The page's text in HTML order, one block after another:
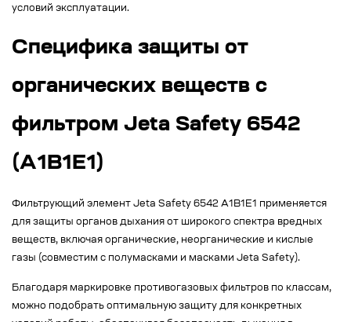
условий эксплуатации.
Специфика защиты от
органических веществ с
фильтром Jeta Safety 6542
(A1B1E1)
Фильтрующий элемент Jeta Safety 6542 A1B1E1 применяется
для защиты органов дыхания от широкого спектра вредных
веществ, включая органические, неорганические и кислые
газы (совместим с полумасками и масками Jeta Safety).
Благодаря маркировке противогазовых фильтров по классам,
можно подобрать оптимальную защиту для конкретных